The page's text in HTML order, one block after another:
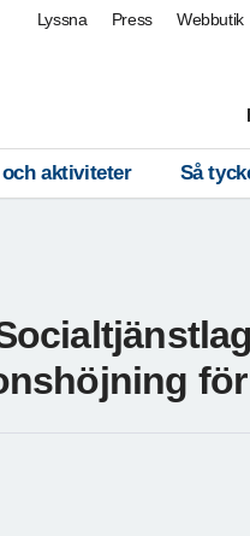
Lyssna Press Webbutik
aktiviteter Så